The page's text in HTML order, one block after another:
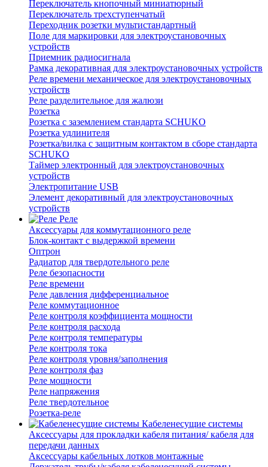
Переключатель кнопочный миниатюрный
Переключатель трехступенчатый
Переходник розетки мультистандартный
Поле для маркировки для электроустановочных
устройств
Приемник радиосигнала
Рамка декоративная для электроустановочных устройств
Реле времени механическое для электроустановочных
устройств
Реле разделительное для жалюзи
Розетка
Розетка с заземлением стандарта SCHUKO
Розетка удлинителя
Розетка/вилка с защитным контактом в сборе стандарта
SCHUKO
Таймер электронный для электроустановочных
устройств
Электропитание USB
Элемент декоративный для электроустановочных
устройств
Реле
Аксессуары для коммутационного реле
Блок-контакт с выдержкой времени
Оптрон
Радиатор для твердотельного реле
Реле безопасности
Реле времени
Реле давления дифференциальное
Реле коммутационное
Реле контроля коэффициента мощности
Реле контроля расхода
Реле контроля температуры
Реле контроля тока
Реле контроля уровня/заполнения
Реле контроля фаз
Реле мощности
Реле напряжения
Реле твердотельное
Розетка-реле
Кабеленесущие системы
Аксессуары для прокладки кабеля питания/ кабеля для
передачи данных
Аксессуары кабельных лотков монтажные